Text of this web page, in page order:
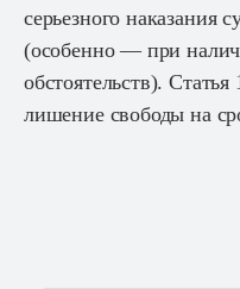
серьезного наказания
(особенно — при
обстоятельств).
лишение свободы на